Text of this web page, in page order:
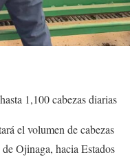
1,100 cabezas diarias
el volumen de cabezas
Ojinaga, hacia Estados